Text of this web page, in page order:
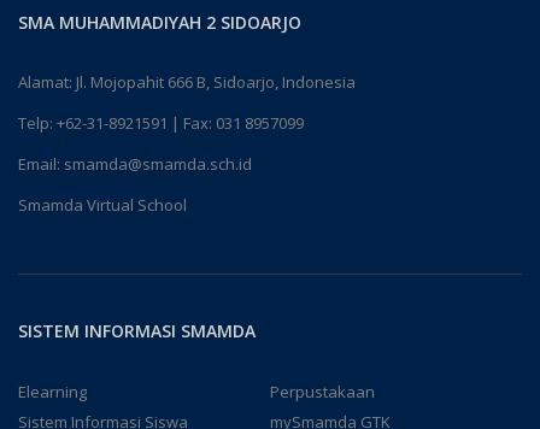
SMA MUHAMMADIYAH 2 SIDOARJO
Alamat: Jl. Mojopahit 666 B, Sidoarjo, Indonesia
Telp: +62-31-8921591 | Fax: 031 8957099
Email: smamda@smamda.sch.id
Smamda Virtual School
SISTEM INFORMASI SMAMDA
Elearning
Perpustakaan
Sistem Informasi Siswa
mySmamda GTK